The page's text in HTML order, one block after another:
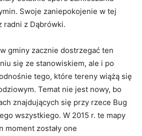
Swoje zaniepokojenie w tej
radni z Dąbrówki.
gminy zacznie dostrzegać ten
się ze stanowiskiem, ale i po
tego, które tereny wiążą się
Temat nie jest nowy, bo
znajdujących się przy rzece Bug
wszystkiego. W 2015 r. te mapy
moment zostały one